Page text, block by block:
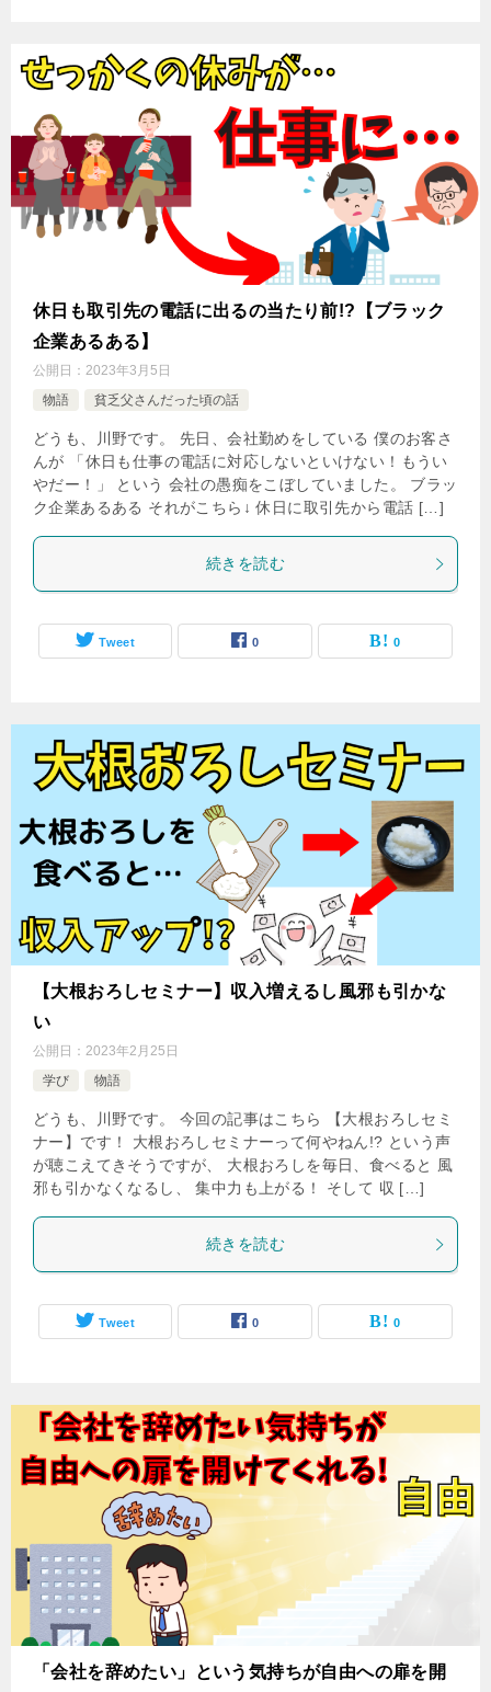
休日も取引先の電話に出るの当たり前!?【ブラック
企業あるある】
公開日： 2023年3月5日
物語
貧乏父さんだった頃の話
どうも、川野です。 先日、会社勤めをしている 僕のお客さ
んが 「休日も仕事の電話に対応しないといけない！もうい
やだー！」 という 会社の愚痴をこぼしていました。 ブラッ
ク企業あるある それがこちら↓ 休日に取引先から電話 […]
続きを読む
Tweet 0 0
【大根おろしセミナー】収入増えるし風邪も引かな
い
公開日： 2023年2月25日
学び
物語
どうも、川野です。 今回の記事はこちら 【大根おろしセミ
ナー】です！ 大根おろしセミナーって何やねん!? という声
が聴こえてきそうですが、 大根おろしを毎日、食べると 風
邪も引かなくなるし、 集中力も上がる！ そして 収 […]
続きを読む
Tweet 0 0
「会社を辞めたい」という気持ちが自由への扉を開